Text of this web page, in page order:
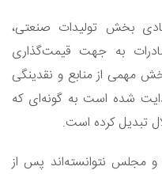
بخش تولیدات صنعتی،
به جهت قیمت‌گذاری
مهمی از منابع و نقدینگی
شده است به گونه‌ای که
تبدیل کرده است.
مجلس نتوانسته‌اند پس از